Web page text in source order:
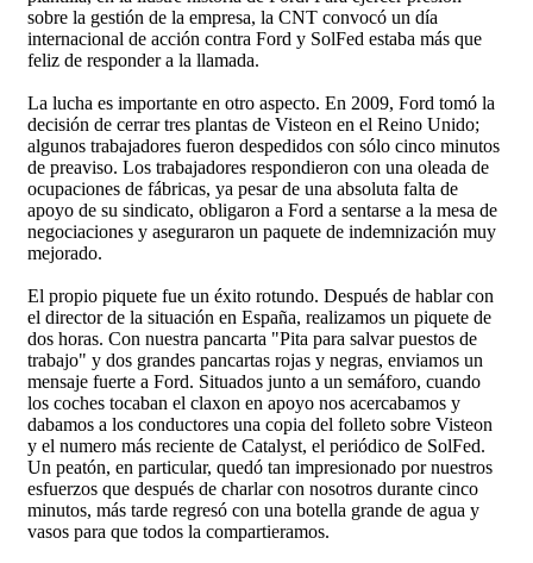
sobre la gestión de la empresa, la CNT convocó un día
internacional de acción contra Ford y SolFed estaba más que
feliz de responder a la llamada.
La lucha es importante en otro aspecto. En 2009, Ford tomó la
decisión de cerrar tres plantas de Visteon en el Reino Unido;
algunos trabajadores fueron despedidos con sólo cinco minutos
de preaviso. Los trabajadores respondieron con una oleada de
ocupaciones de fábricas, ya pesar de una absoluta falta de
apoyo de su sindicato, obligaron a Ford a sentarse a la mesa de
negociaciones y aseguraron un paquete de indemnización muy
mejorado.
El propio piquete fue un éxito rotundo. Después de hablar con
el director de la situación en España, realizamos un piquete de
dos horas. Con nuestra pancarta "Pita para salvar puestos de
trabajo" y dos grandes pancartas rojas y negras, enviamos un
mensaje fuerte a Ford. Situados junto a un semáforo, cuando
los coches tocaban el claxon en apoyo nos acercabamos y
dabamos a los conductores una copia del folleto sobre Visteon
y el numero más reciente de Catalyst, el periódico de SolFed.
Un peatón, en particular, quedó tan impresionado por nuestros
esfuerzos que después de charlar con nosotros durante cinco
minutos, más tarde regresó con una botella grande de agua y
vasos para que todos la compartieramos.